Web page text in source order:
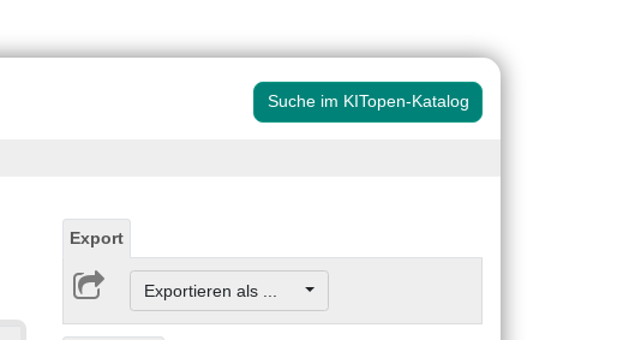
Suche im KITopen-Katalog
Export
Exportieren als ...